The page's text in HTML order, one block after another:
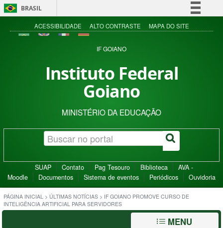
BRASIL
Simplifique!
Acesso à informação
ACESSIBILIDADE ALTO CONTRASTE MAPA DO SITE
IF GOIANO
Instituto Federal
Goiano
MINISTÉRIO DA EDUCAÇÃO
SUAP Contato Pag Tesouro Biblioteca
AVA -
Moodle
Documentos Sistema de eventos Periódicos Ouvidoria
PÁGINA INICIAL > ÚLTIMAS NOTÍCIAS > IF GOIANO PROMOVE CURSO DE
INTELIGÊNCIA ARTIFICIAL PARA SERVIDORES
MENU